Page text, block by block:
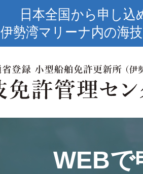
日本全国から申し
伊勢湾マリーナ内の海
WEBで